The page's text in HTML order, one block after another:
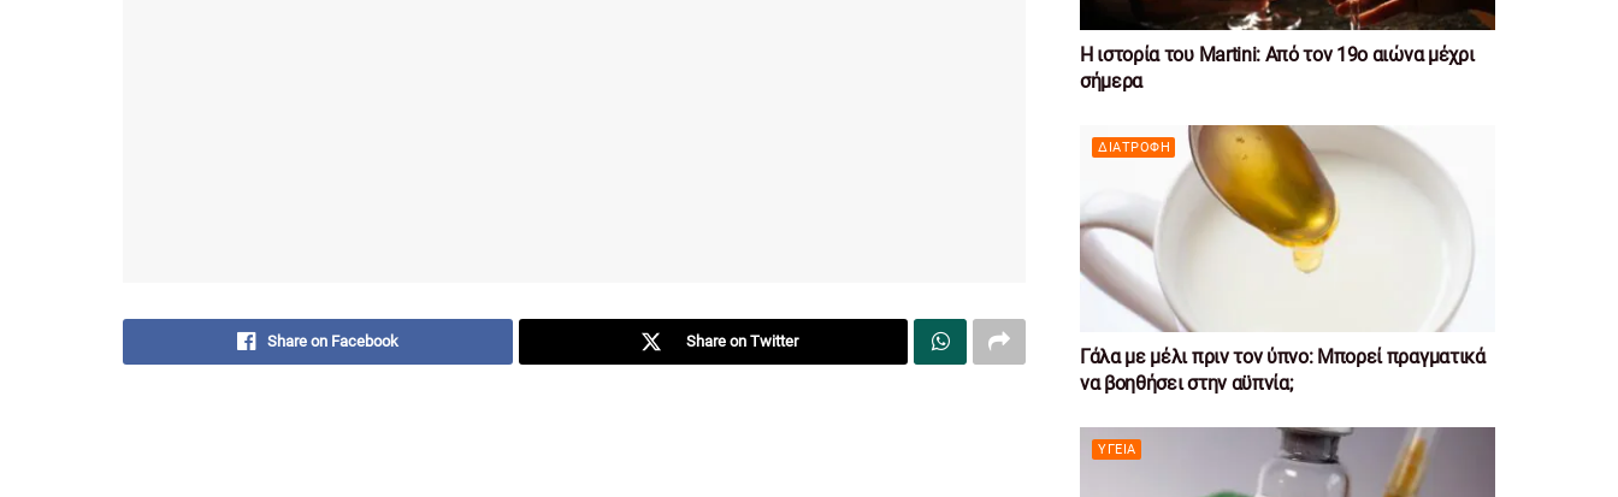
Share on Facebook Share on Twitter
Η ιστορία του Martini: Από τον 19ο αιώνα μέχρι
σήμερα
ΔΙΑΤΡΟΦΉ
Γάλα με μέλι πριν τον ύπνο: Μπορεί πραγματικά
να βοηθήσει στην αϋπνία;
ΥΓΕΊΑ